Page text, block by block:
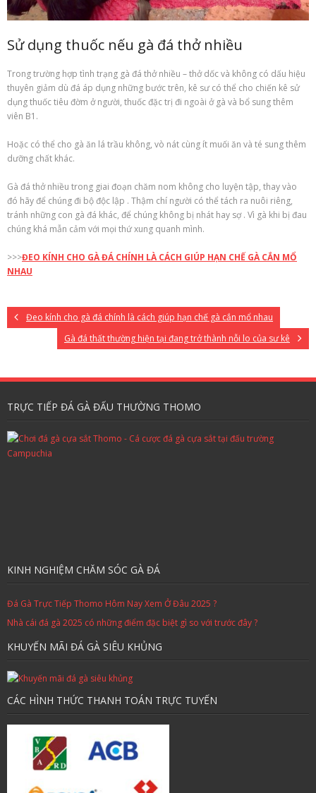
Sử dụng thuốc nếu gà đá thở nhiều
Trong trường hợp tình trạng gà đá thở nhiều – thở dốc và không có dấu hiệu
thuyên giảm dù đá áp dụng những bước trên, kê sư có thể cho chiến kê sử
dụng thuốc tiêu đờm ở người, thuốc đặc trị đi ngoài ở gà và bổ sung thêm
viên B1.
Hoặc có thể cho gà ăn lá trầu không, vò nát cùng ít muối ăn và té sung thêm
dưỡng chất khác.
Gà đá thở nhiều trong giai đoạn chăm nom không cho luyện tập, thay vào
đó hãy để chúng đi bộđộc lập . Thậm chí người có thể tách ra nuôi riêng,
tránh những con gà đá khác, để chúng không bị nhát hay sợ . Vì gà khi bị đau
chúng khá mẫn cảm với mọi thứxung quanh mình.
>>>ĐEO KÍNH CHO GÀ ĐÁ CHÍNH LÀ CÁCH GIÚP HẠN CHẾ GÀ CẮN MỔ
NHAU
Đeo kính cho gà đá chính là cách giúp hạn chế gà cắn mổ nhau
Gà đá thất thường hiện tại đang trở thành nỗi lo của sư kê
TRỰC TIẾP ĐÁ GÀ ĐẤU THƯỜNG THOMO
KINH NGHIỆM CHĂM SÓC GÀ ĐÁ
Đá Gà Trực Tiếp Thomo Hôm Nay Xem Ở Đâu 2025 ?
Nhà cái đá gà 2025 có những điểm đặc biệt gì so với trước đây ?
KHUYẾN MÃI ĐÁ GÀ SIÊU KHỦNG
CÁC HÌNH THỨC THANH TOÁN TRỰC TUYẾN